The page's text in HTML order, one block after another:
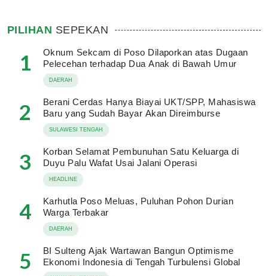
PILIHAN SEPEKAN
1
Oknum Sekcam di Poso Dilaporkan atas Dugaan
Pelecehan terhadap Dua Anak di Bawah Umur
DAERAH
2
Berani Cerdas Hanya Biayai UKT/SPP, Mahasiswa
Baru yang Sudah Bayar Akan Direimburse
SULAWESI TENGAH
3
Korban Selamat Pembunuhan Satu Keluarga di
Duyu Palu Wafat Usai Jalani Operasi
HEADLINE
4
Karhutla Poso Meluas, Puluhan Pohon Durian
Warga Terbakar
DAERAH
5
BI Sulteng Ajak Wartawan Bangun Optimisme
Ekonomi Indonesia di Tengah Turbulensi Global